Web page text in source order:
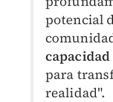
potencial
para
realidad".